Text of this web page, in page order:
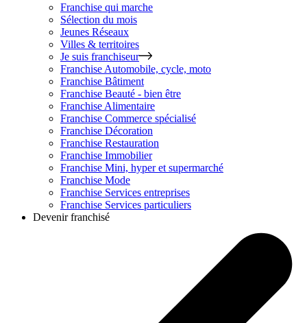
Franchise qui marche
Sélection du mois
Jeunes Réseaux
Villes & territoires
Je suis franchiseur
Franchise Automobile, cycle, moto
Franchise Bâtiment
Franchise Beauté - bien être
Franchise Alimentaire
Franchise Commerce spécialisé
Franchise Décoration
Franchise Restauration
Franchise Immobilier
Franchise Mini, hyper et supermarché
Franchise Mode
Franchise Services entreprises
Franchise Services particuliers
Devenir franchisé